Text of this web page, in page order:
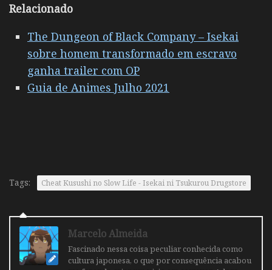
Relacionado
The Dungeon of Black Company – Isekai
sobre homem transformado em escravo
ganha trailer com OP
Guia de Animes Julho 2021
Tags: Cheat Kusushi no Slow Life - Isekai ni Tsukurou Drugstore
Marcelo Almeida
Fascinado nessa coisa peculiar conhecida como
cultura japonesa, o que por consequência acabou